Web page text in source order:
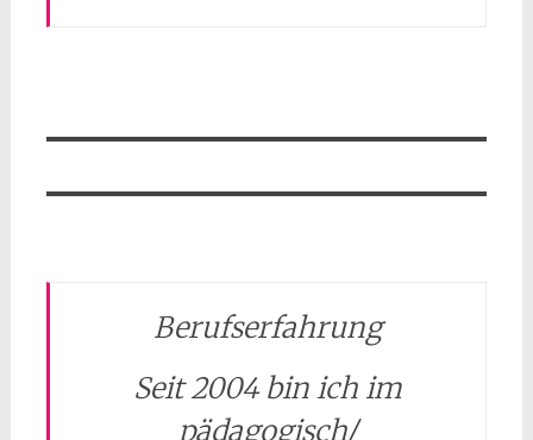
Berufserfahrung
Seit 2004 bin ich im
pädagogisch/